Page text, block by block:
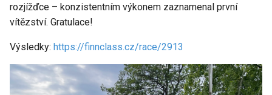
rozjížďce – konzistentním výkonem zaznamenal první
vítězství. Gratulace!
Výsledky: https://finnclass.cz/race/2913